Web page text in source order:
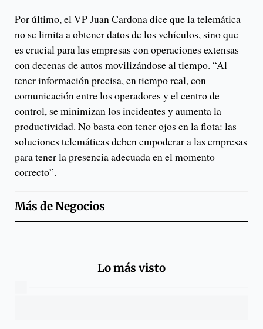
Por último, el VP Juan Cardona dice que la telemática
no se limita a obtener datos de los vehículos, sino que
es crucial para las empresas con operaciones extensas
con decenas de autos movilizándose al tiempo. “Al
tener información precisa, en tiempo real, con
comunicación entre los operadores y el centro de
control, se minimizan los incidentes y aumenta la
productividad. No basta con tener ojos en la flota: las
soluciones telemáticas deben empoderar a las empresas
para tener la presencia adecuada en el momento
correcto”.
Más deNegocios
Lo más visto